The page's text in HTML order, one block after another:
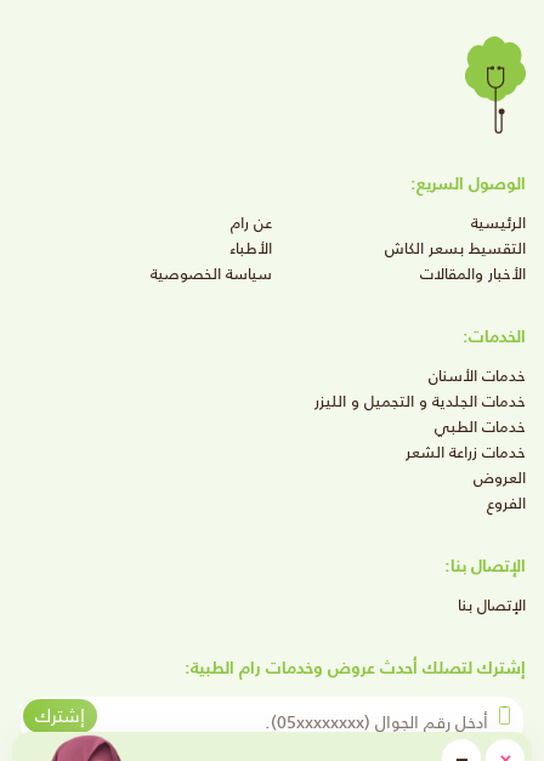
الوصول السريع:
الرئيسية
عن رام
التقسيط بسعر الكاش
الأطباء
الأخبار والمقالات
سياسة الخصوصية
الخدمات:
خدمات الأسنان
خدمات الجلدية و التجميل و الليزر
خدمات الطبي
خدمات زراعة الشعر
العروض
الفروع
الإتصال بنا:
الإتصال بنا
إشترك لتصلك أحدث عروض وخدمات رام الطبية:
أدخل رقم الجوال
إشترك